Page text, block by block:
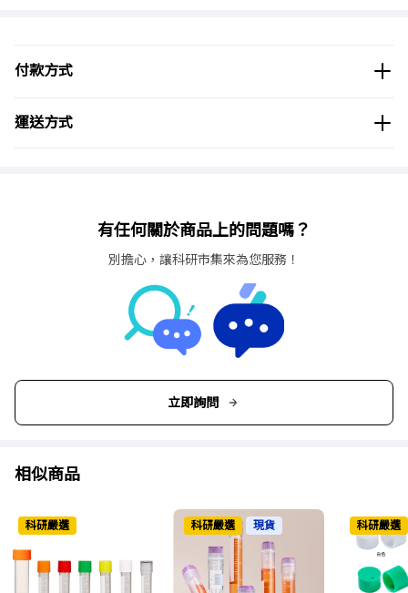
付款方式
運送方式
有任何關於商品上的問題嗎？
別擔心，讓科研市集來為您服務！
立即詢問
相似商品
科研嚴選 科研嚴選 現貨 科研嚴選